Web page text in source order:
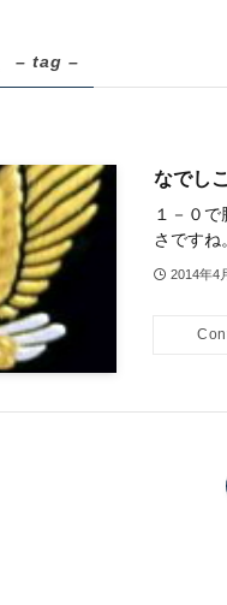
– tag –
なでし
１－０
さですね
2014年4